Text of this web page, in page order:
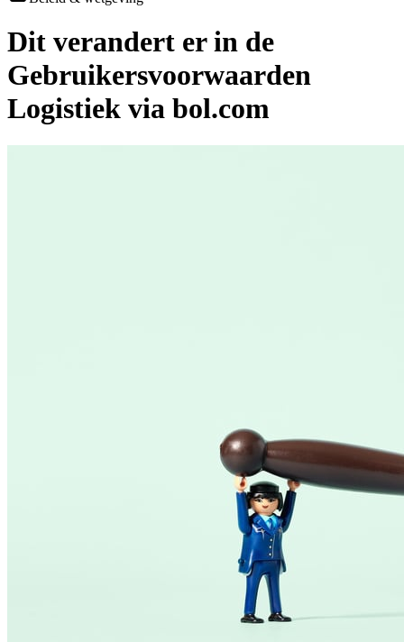
Dit verandert er in de
Gebruikersvoorwaarden
Logistiek via bol.com